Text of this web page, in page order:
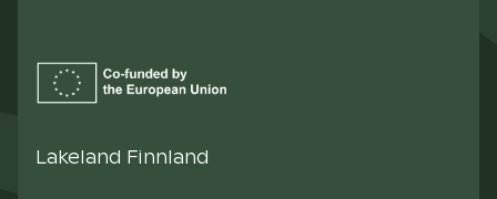
Lakeland Finnland